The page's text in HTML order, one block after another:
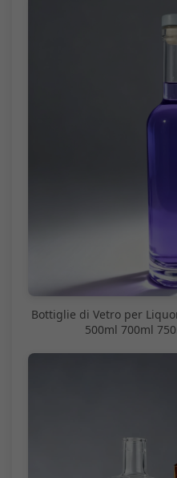
Bottiglie di Vetro per
500ml 700ml